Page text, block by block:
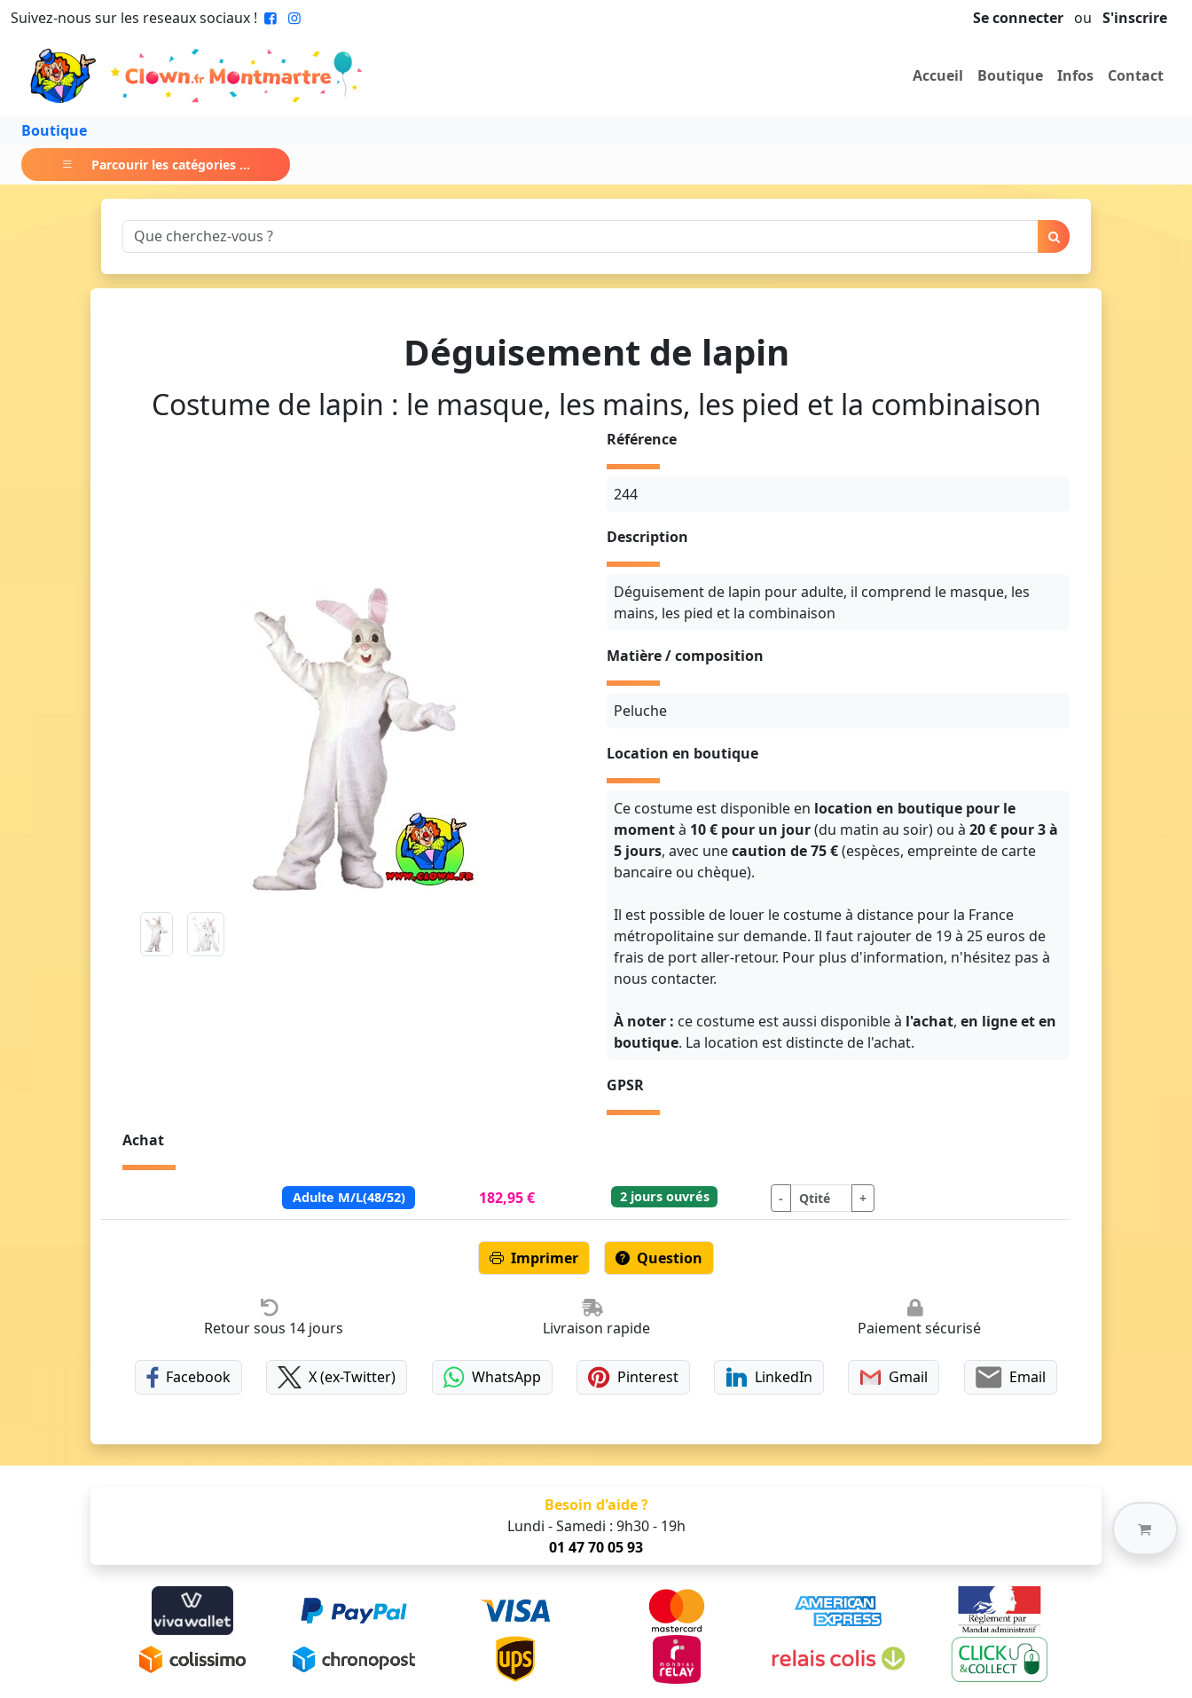
Suivez-nous sur les reseaux sociaux ! Se connecter ou S'inscrire
Accueil Boutique Infos Contact
Boutique
Parcourir les catégories ...
Déguisement de lapin
Costume de lapin : le masque, les mains, les pied et la combinaison
Référence
244
Description
Déguisement de lapin pour adulte, il comprend le masque, les
mains, les pied et la combinaison
Matière / composition
Peluche
Location en boutique
Ce costume est disponible en location en boutique pour le
momentà 10 € pour un jour(du matin au soir) ou à 20 € pour 3 à
5 jours, avec unecaution de 75 €(espèces, empreinte de carte
bancaire ou chèque).
Il est possible de louer le costume à distance pour la France
métropolitaine sur demande. Il faut rajouter de 19 à 25 euros de
frais de port aller-retour. Pour plus d'information, n'hésitez pas à
nous contacter.
À noter : ce costume est aussi disponible à l'achat, en ligne et en
boutique. La location est distincte de l'achat.
GPSR
Achat
Adulte M/L(48/52) 182,95 € 2 jours ouvrés - +
Imprimer Question
Retour sous 14 jours Livraison rapide Paiement sécurisé
Facebook X (ex-Twitter) WhatsApp Pinterest LinkedIn Gmail Email
Besoin d'aide ?
Lundi - Samedi : 9h30 - 19h
01 47 70 05 93